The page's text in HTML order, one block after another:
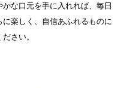
な口元を手に入れれば、毎日
楽しく、自信あふれるものに
さい。